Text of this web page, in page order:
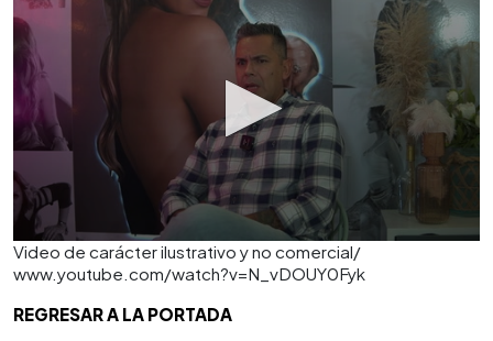
Video de carácter ilustrativo y no comercial/
www.youtube.com/watch?v=N_vDOUY0Fyk
REGRESAR A LA PORTADA